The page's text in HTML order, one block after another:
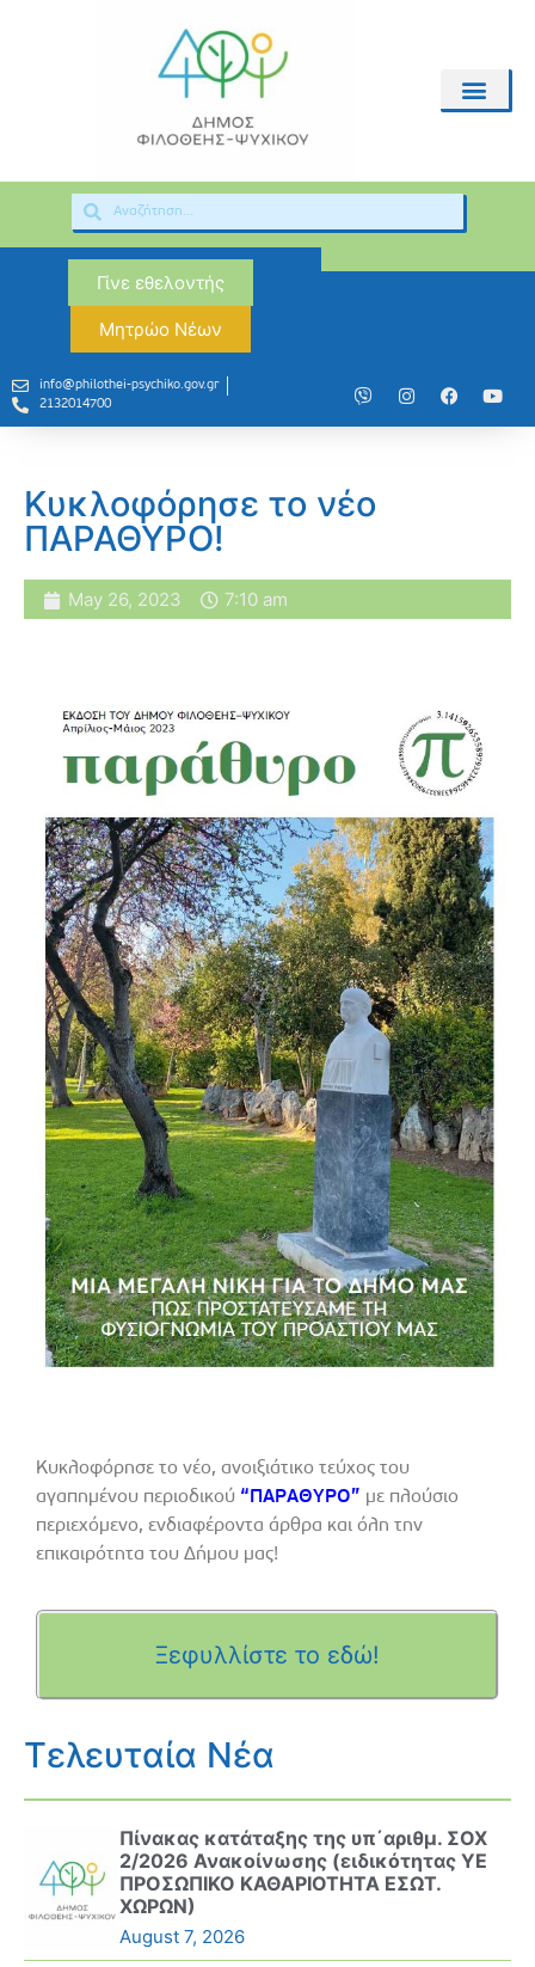
Γίνε εθελοντής
Μητρώο Νέων
info@philothei-psychiko.gov.gr
2132014700
Κυκλοφόρησε το νέο
ΠΑΡΑΘΥΡΟ!
May 26, 2023 7:10 am
Κυκλοφόρησε το νέο, ανοιξιάτικο τεύχος του
αγαπημένου περιοδικού “ΠΑΡΑΘΥΡΟ” με πλούσιο
περιεχόμενο, ενδιαφέροντα άρθρα και όλη την
επικαιρότητα του Δήμου μας!
Ξεφυλλίστε το εδώ!
Τελευταία Νέα
Πίνακας κατάταξης της υπ΄αριθμ. ΣΟΧ
2/2026 Ανακοίνωσης (ειδικότητας ΥΕ
ΠΡΟΣΩΠΙΚΟ ΚΑΘΑΡΙΟΤΗΤΑ ΕΣΩΤ.
ΧΩΡΩΝ)
August 7, 2026